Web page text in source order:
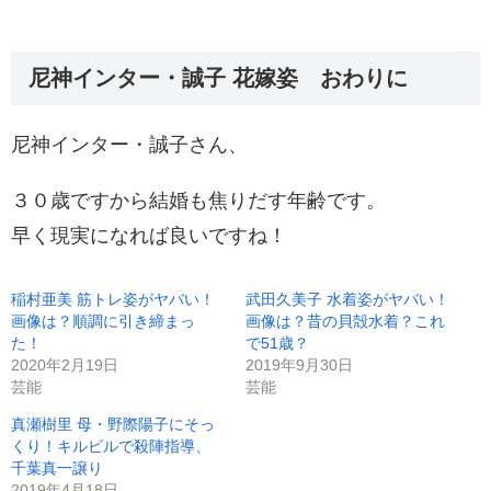
尼神インター・誠子 花嫁姿 おわりに
尼神インター・誠子さん、
３０歳ですから結婚も焦りだす年齢です。
早く現実になれば良いですね！
稲村亜美 筋トレ姿がヤバい！
画像は？順調に引き締まっ
た！
2020年2月19日
芸能
武田久美子 水着姿がヤバい！
画像は？昔の貝殻水着？これ
で51歳？
2019年9月30日
芸能
真瀬樹里 母・野際陽子にそっ
くり！キルビルで殺陣指導、
千葉真一譲り